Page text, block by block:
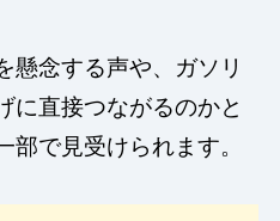
懸念する声や、ガソリ
に直接つながるのかと
部で見受けられます。